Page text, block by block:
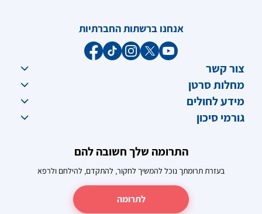
מחלות סרטן
מידע לחולים
גורמי סיכון
צור קשר
אנחנו ברשתות החברתיות
התרומה שלך חשובה להם
בעזרת תרומתך נוכל להמשיך לחקור, להתקדם, להילחם ולרפא
לתרומה